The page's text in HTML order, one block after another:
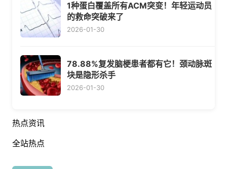
1种蛋白覆盖所有ACM突变！年轻运动员
的救命突破来了
2026-01-30
78.88%复发脑梗患者都有它！颈动脉斑
块是隐形杀手
2026-01-30
热点资讯
全站热点